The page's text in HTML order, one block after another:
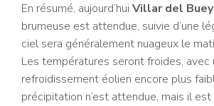
En résumé, aujourd’hui Villar del Buey
brumeuse est attendue, suivie d’une
ciel sera généralement nuageux le
Les températures seront froides, avec
refroidissement éolien encore plus
précipitation n’est attendue, mais il